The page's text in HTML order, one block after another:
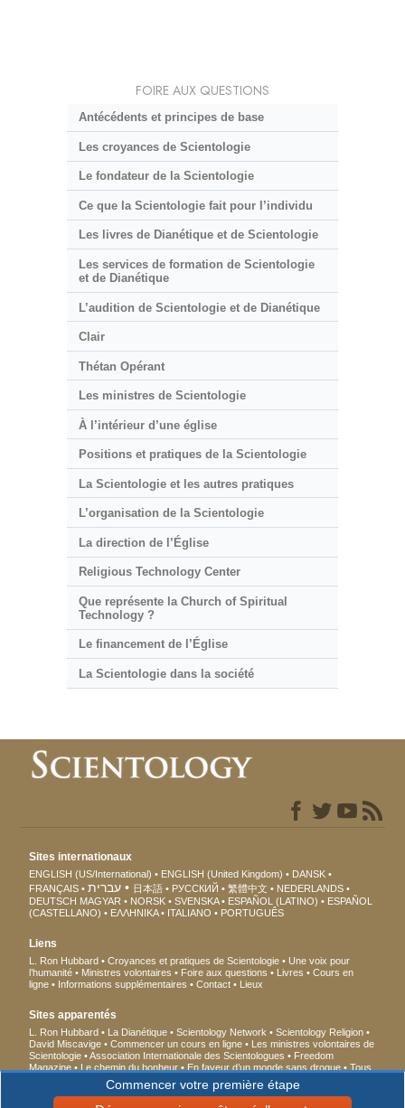
FOIRE AUX QUESTIONS
Antécédents et principes de base
Les croyances de Scientologie
Le fondateur de la Scientologie
Ce que la Scientologie fait pour l’individu
Les livres de Dianétique et de Scientologie
Les services de formation de Scientologie
et de Dianétique
L’audition de Scientologie et de Dianétique
Clair
Thétan Opérant
Les ministres de Scientologie
À l’intérieur d’une église
Positions et pratiques de la Scientologie
La Scientologie et les autres pratiques
L’organisation de la Scientologie
La direction de l’Église
Religious Technology Center
Que représente la Church of Spiritual
Technology ?
Le financement de l’Église
La Scientologie dans la société
Commencer votre première étape
Sites internationaux
ENGLISH (US/International) ENGLISH (United Kingdom)
DANSK
FRANÇAIS
עברית 日本語 РУССКИЙ 繁體中文
NEDERLANDS
DEUTSCH MAGYAR NORSK SVENSKA ESPAÑOL (LATINO)
ESPAÑOL
(CASTELLANO)
ΕΛΛΗΝΙΚA ITALIANO PORTUGUÊS
Liens
L. Ron Hubbard Croyances et pratiques de Scientologie
Une voix pour
l’humanité
Ministres volontaires Foire aux questions Livres
Cours en
ligne
Informations supplémentaires Contact Lieux
Sites apparentés
L. Ron Hubbard La Dianétique Scientology Network
Scientology Religion
David Miscavige
Commencer un cours en ligne
Les ministres volontaires de
Scientologie
Association Internationale des Scientologues
Freedom
Magazine
Le chemin du bonheur En faveur d’un monde sans drogue
Tous
unis pour les droits de l’Homme
Des jeunes pour les droits de l’Homme
Commission des Citoyens pour les Droits de l’Homme